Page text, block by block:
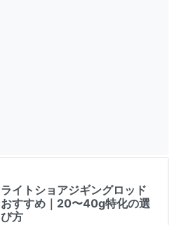
ライトショアジギングロッド
おすすめ｜20〜40g特化の選
び方